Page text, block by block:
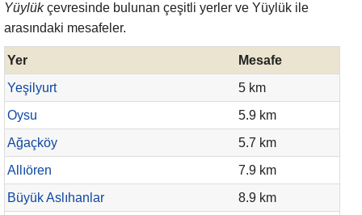
Yüylükçevresinde bulunan çeşitli yerler ve Yüylük ile
arasındaki mesafeler.
Yer
Mesafe
Yeşilyurt
5 km
Oysu
5.9 km
Ağaçköy
5.7 km
Allıören
7.9 km
Büyük Aslıhanlar
8.9 km